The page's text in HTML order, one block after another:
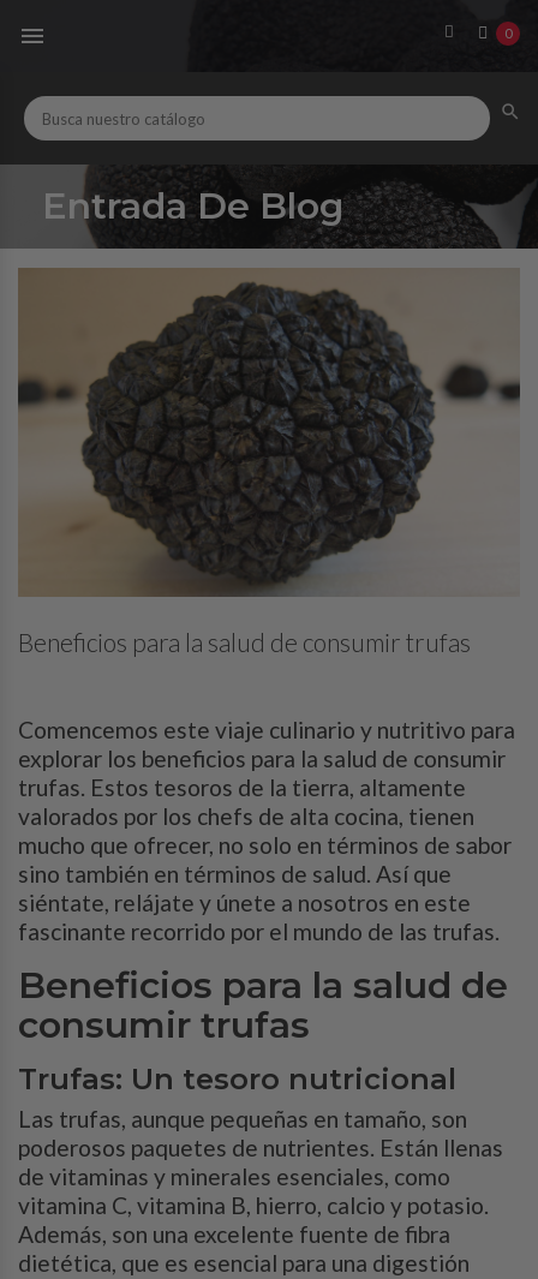
 0

Entrada De Blog
Beneficios para la salud de consumir trufas
Comencemos este viaje culinario y nutritivo para
explorar los beneficios para la salud de consumir
trufas. Estos tesoros de la tierra, altamente
valorados por los chefs de alta cocina, tienen
mucho que ofrecer, no solo en términos de sabor
sino también en términos de salud. Así que
siéntate, relájate y únete a nosotros en este
fascinante recorrido por el mundo de las trufas.
Beneficios para la salud de
consumir trufas
Trufas: Un tesoro nutricional
Las trufas, aunque pequeñas en tamaño, son
poderosos paquetes de nutrientes. Están llenas
de vitaminas y minerales esenciales, como
vitamina C, vitamina B, hierro, calcio y potasio.
Además, son una excelente fuente de fibra
dietética, que es esencial para una digestión